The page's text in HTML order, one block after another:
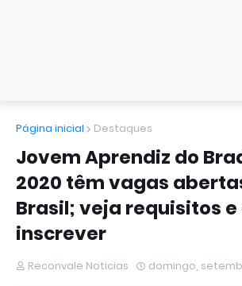
Página inicial Destaques
Jovem Aprendiz do
2020 têm vagas
Brasil; veja requisitos e
inscrever
Reconvale Noticias domingo,